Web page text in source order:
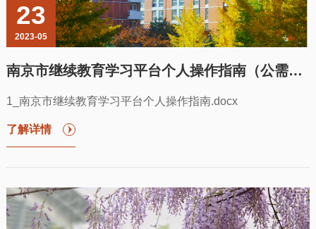
23
2023-05
南京市继续教育学习平台个人操作指南（公需课和知识更新模块学习）
1_南京市继续教育学习平台个人操作指南.docx
了解详情